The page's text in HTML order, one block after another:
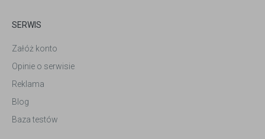
SERWIS
Załóż konto
Opinie o serwisie
Reklama
Blog
Baza testów